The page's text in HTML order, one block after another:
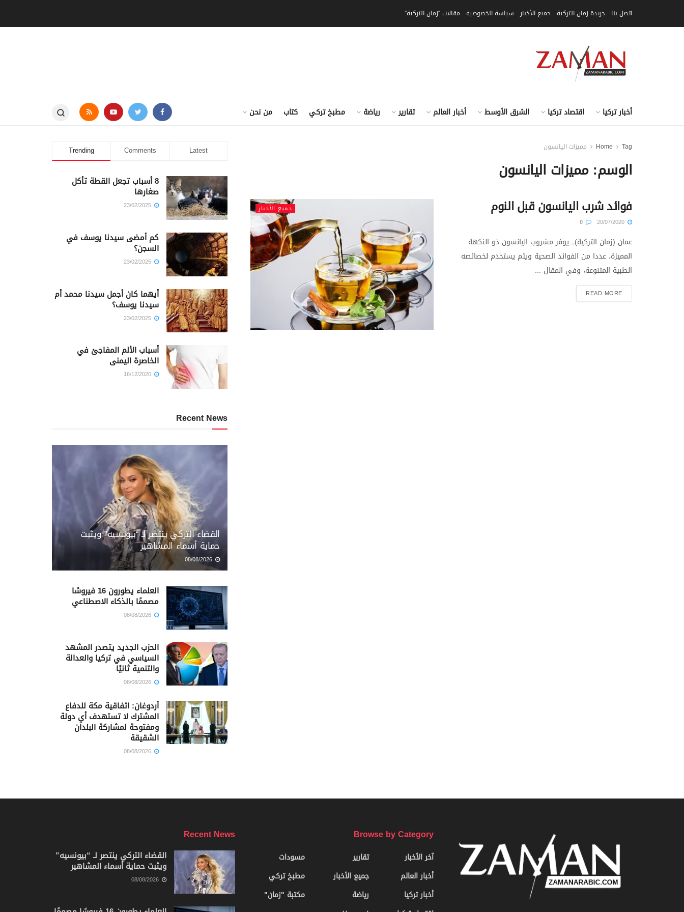
اتصل بنا جريدة زمان التركية جميع الأخبار سياسة الخصوصية مقالات “زمان التركية”
أخبار تركيا اقتصاد تركيا الشرق الأوسط أخبار العالم تقارير رياضة مطبخ تركي كتاب من نحن
Home Tag مميزات اليانسون
الوسم:مميزات اليانسون
جميع الأخبار فوائد شرب اليانسون قبل النوم
عمان (زمان التركية)ـــ يوفر مشروب اليانسون ذو النكهة
المميزة، عددا من الفوائد الصحية ويتم يستخدم لخصائصه
الطبية المتنوعة، وفي المقال ...
READ MORE
Trending Comments Latest
8 أسباب تجعل القطة تأكل
صغارها
كم أمضى سيدنا يوسف في
السجن؟
أيهما كان أجمل سيدنا محمد أم
سيدنا يوسف؟
أسباب الألم المفاجئ في
الخاصرة اليمنى
Recent News
القضاء التركي ينتصر لـ “بيونسيه” ويثبت
حماية أسماء المشاهير
العلماء يطورون 16 فيروسًا
مصممًا بالذكاء الاصطناعي
الحزب الجديد يتصدر المشهد
السياسي في تركيا والعدالة
والتنمية ثانيًا
أردوغان: اتفاقية مكة للدفاع
المشترك لا تستهدف أي دولة
ومفتوحة لمشاركة البلدان
الشقيقة
Browse by Category
آخر الأخبار
أخبار العالم
أخبار تركيا
تقارير
جميع الأخبار
رياضة
مسودات
مطبخ تركي
مكتبة "زمان"
Recent News
القضاء التركي ينتصر لـ “بيونسيه”
ويثبت حماية أسماء المشاهير